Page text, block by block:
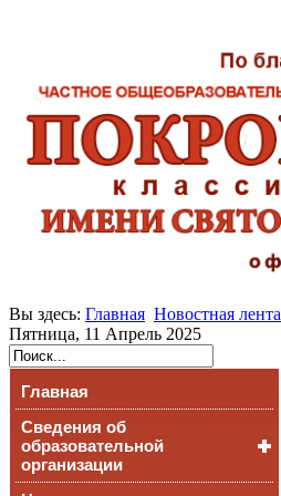
Вы здесь: Главная Новостная лента
Пятница, 11 Апрель 2025
Главная
Сведения об
образовательной
организации